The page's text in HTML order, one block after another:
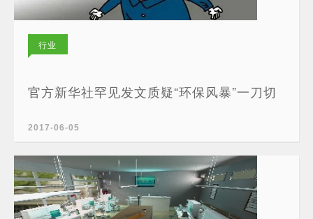
行业
新闻
官方新华社罕见发文质疑“环保风暴”一刀切
2017-06-05